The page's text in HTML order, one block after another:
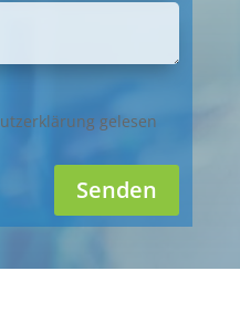
gelesen
Senden